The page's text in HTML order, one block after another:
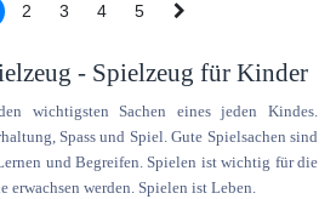
2 3 4 5
- Spielzeug für Kinder
wichtigsten Sachen eines jeden Kindes.
Spass und Spiel. Gute Spielsachen sind
und Begreifen. Spielen ist wichtig für die
erwachsen werden. Spielen ist Leben.